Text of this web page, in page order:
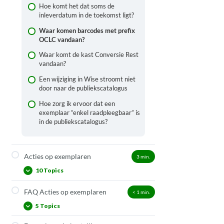
veld klopt niet. Wat kan ik doen?
Hoe voer ik een Daisy in van de
luisterpuntbibliotheek?
Hoe voer ik een Fundel in?
Hoe maak ik niet-uitleenbare
exemplaren zichtbaar in de
catalogus zonder fysieke barcode?
Locatie en status (Groep 1)
Plaatsing (Groep 2)
Materiaalsoort, Blokkering
algemeen, Bijlage (Groep 3)
Aanschaf- en collectiegegevens
(Groep 4)
Codes en blokkades voor
uitleeneigenschappen
exemplaren(Groep 5)
Notities bij een exemplaar
Sneltoetsen exemplaren
Exemplaar statussen en hun
weergave in de publiekscatalogus
reglementmaterialen, RMT’s
Innemen via de optie gebruikt ter
Hoe komt het dat soms de
inleverdatum in de toekomst ligt?
Waar komen barcodes met prefix
OCLC vandaan?
Waar komt de kast Conversie Rest
vandaan?
Een wijziging in Wise stroomt niet
door naar de publiekscatalogus
Hoe zorg ik ervoor dat een
exemplaar “enkel raadpleegbaar” is
in de publiekscatalogus?
Acties op exemplaren 3min.
10 Topics
Hoe zie je welke acties je op een
exemplaar kan doen?
FAQ Acties op exemplaren < 1 min.
5 Topics